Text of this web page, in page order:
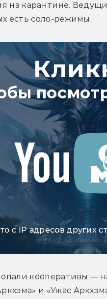
на карантине.
есть соло-режимы.
с IP адресов других
кооперативы —
и «Ужас